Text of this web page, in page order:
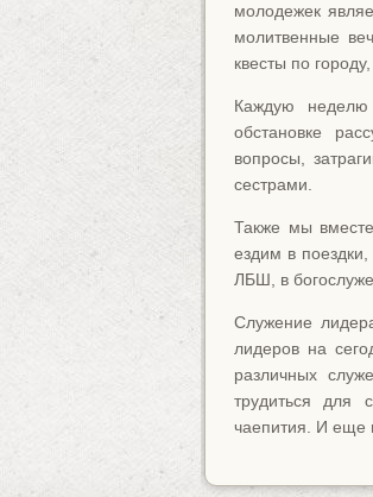
молодежек
молитвенные
квесты по
Каждую
обстановке
вопросы,
сестрами.
Также мы
ездим в поездки,
ЛБШ, в
Служение
лидеров на
различных
трудиться для
чаепития. И еще